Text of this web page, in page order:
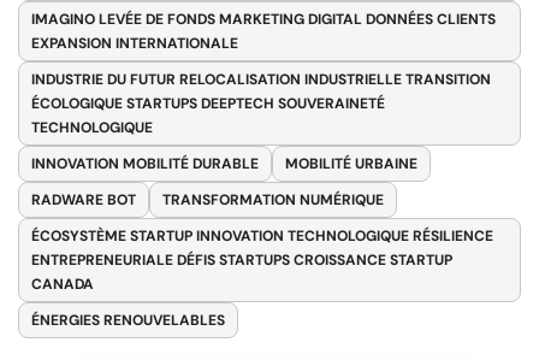
IMAGINO LEVÉE DE FONDS MARKETING DIGITAL DONNÉES CLIENTS
EXPANSION INTERNATIONALE
INDUSTRIE DU FUTUR RELOCALISATION INDUSTRIELLE TRANSITION
ÉCOLOGIQUE STARTUPS DEEPTECH SOUVERAINETÉ
TECHNOLOGIQUE
INNOVATION MOBILITÉ DURABLE
MOBILITÉ URBAINE
RADWARE BOT
TRANSFORMATION NUMÉRIQUE
ÉCOSYSTÈME STARTUP INNOVATION TECHNOLOGIQUE RÉSILIENCE
ENTREPRENEURIALE DÉFIS STARTUPS CROISSANCE STARTUP
CANADA
ÉNERGIES RENOUVELABLES